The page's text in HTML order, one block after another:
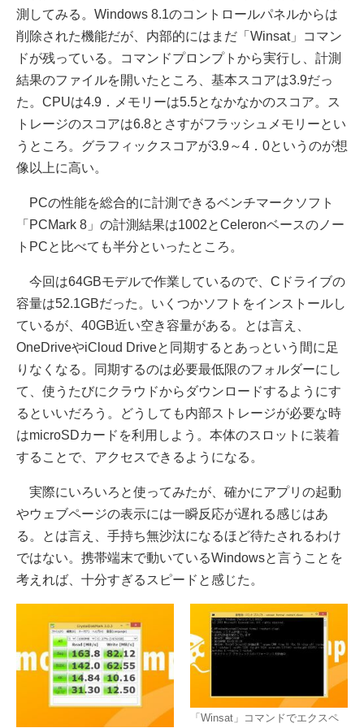
測してみる。Windows 8.1のコントロールパネルからは
削除された機能だが、内部的にはまだ「Winsat」コマン
ドが残っている。コマンドプロンプトから実行し、計測
結果のファイルを開いたところ、基本スコアは3.9だっ
た。CPUは4.9．メモリーは5.5となかなかのスコア。ス
トレージのスコアは6.8とさすがフラッシュメモリーとい
うところ。グラフィックスコアが3.9～4．0というのが想
像以上に高い。
PCの性能を総合的に計測できるベンチマークソフト
「PCMark 8」の計測結果は1002とCeleronベースのノー
トPCと比べても半分といったところ。
今回は64GBモデルで作業しているので、Cドライブの
容量は52.1GBだった。いくつかソフトをインストールし
ているが、40GB近い空き容量がある。とは言え、
OneDriveやiCloud Driveと同期するとあっという間に足
りなくなる。同期するのは必要最低限のフォルダーにし
て、使うたびにクラウドからダウンロードするようにす
るといいだろう。どうしても内部ストレージが必要な時
はmicroSDカードを利用しよう。本体のスロットに装着
することで、アクセスできるようになる。
実際にいろいろと使ってみたが、確かにアプリの起動
やウェブページの表示には一瞬反応が遅れる感じはあ
る。とは言え、手持ち無沙汰になるほど待たされるわけ
ではない。携帯端末で動いているWindowsと言うことを
考えれば、十分すぎるスピードと感じた。
「Winsat」コマンドでエクスペ